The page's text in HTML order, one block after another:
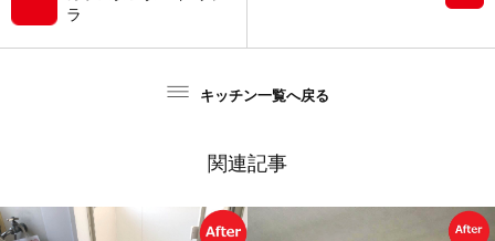
ラ
キッチン一覧へ戻る
関連記事